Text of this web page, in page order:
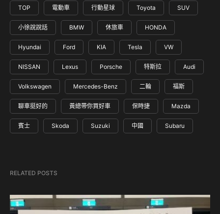
TOP 電動車 行動星球 Toyota SUV
小徐說說話 BMW 休旅車 HONDA
Hyundai Ford KIA Tesla VW
NISSAN Lexus Porsche 特斯拉 Audi
Volkswagen Mercedes-Benz 二輪 福斯
聊車挺好的 黃總帶你買好車 保時捷 Mazda
賓士 Skoda Suzuki 中國 Subaru
RELATED POSTS